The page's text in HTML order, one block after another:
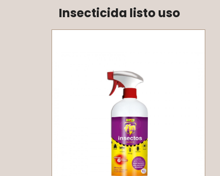
Insecticida listo uso